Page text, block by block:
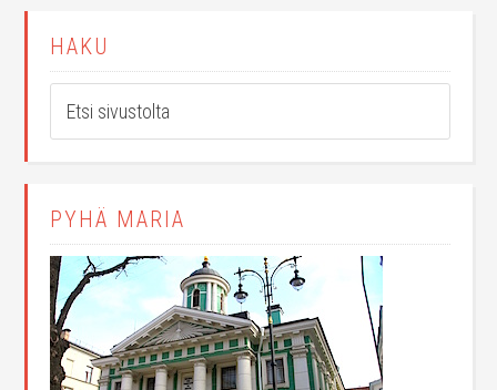
HAKU
PYHÄ MARIA